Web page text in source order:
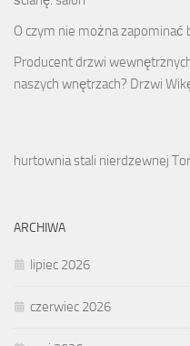
O czym nie można zapominać
Producent drzwi
naszych wnętrzach? Drzwi
hurtownia stali nierdzewnej
ARCHIWA
lipiec 2026
czerwiec 2026